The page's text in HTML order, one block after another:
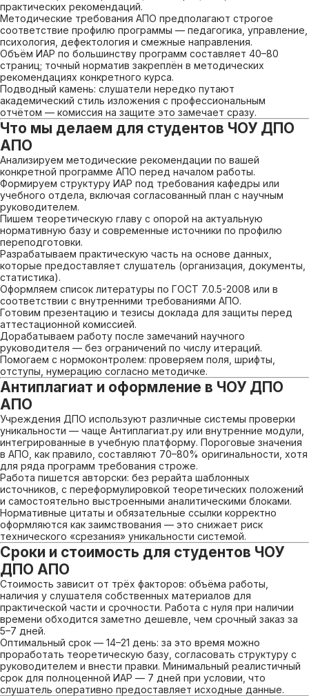
практических рекомендаций.
Методические требования АПО предполагают строгое
соответствие профилю программы — педагогика, управление,
психология, дефектология и смежные направления.
Объём ИАР по большинству программ составляет 40–80
страниц; точный норматив закреплён в методических
рекомендациях конкретного курса.
Подводный камень: слушатели нередко путают
академический стиль изложения с профессиональным
отчётом — комиссия на защите это замечает сразу.
Что мы делаем для студентов ЧОУ ДПО
АПО
Анализируем методические рекомендации по вашей
конкретной программе АПО перед началом работы.
Формируем структуру ИАР под требования кафедры или
учебного отдела, включая согласованный план с научным
руководителем.
Пишем теоретическую главу с опорой на актуальную
нормативную базу и современные источники по профилю
переподготовки.
Разрабатываем практическую часть на основе данных,
которые предоставляет слушатель (организация, документы,
статистика).
Оформляем список литературы по ГОСТ 7.0.5-2008 или в
соответствии с внутренними требованиями АПО.
Готовим презентацию и тезисы доклада для защиты перед
аттестационной комиссией.
Дорабатываем работу после замечаний научного
руководителя — без ограничений по числу итераций.
Помогаем с нормоконтролем: проверяем поля, шрифты,
отступы, нумерацию согласно методичке.
Антиплагиат и оформление в ЧОУ ДПО
АПО
Учреждения ДПО используют различные системы проверки
уникальности — чаще Антиплагиат.ру или внутренние модули,
интегрированные в учебную платформу. Пороговые значения
в АПО, как правило, составляют 70–80% оригинальности, хотя
для ряда программ требования строже.
Работа пишется авторски: без рерайта шаблонных
источников, с переформулировкой теоретических положений
и самостоятельно выстроенными аналитическими блоками.
Нормативные цитаты и обязательные ссылки корректно
оформляются как заимствования — это снижает риск
технического «срезания» уникальности системой.
Сроки и стоимость для студентов ЧОУ
ДПО АПО
Стоимость зависит от трёх факторов: объёма работы,
наличия у слушателя собственных материалов для
практической части и срочности. Работа с нуля при наличии
времени обходится заметно дешевле, чем срочный заказ за
5–7 дней.
Оптимальный срок — 14–21 день: за это время можно
проработать теоретическую базу, согласовать структуру с
руководителем и внести правки. Минимальный реалистичный
срок для полноценной ИАР — 7 дней при условии, что
слушатель оперативно предоставляет исходные данные.